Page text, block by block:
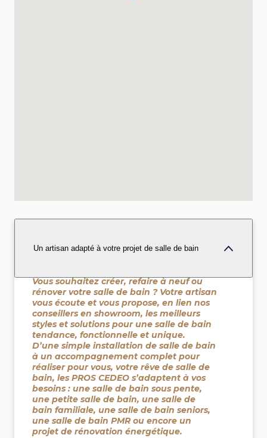
Un artisan adapté à votre projet de salle de bain
Vous souhaitez créer, refaire à neuf ou
rénover votre salle de bain ? Votre artisan
vous écoute et vous propose, en lien nos
conseillers en showroom, les meilleurs
styles et solutions pour une salle de bain
tendance, fonctionnelle et unique.
D’une simple installation de salle de bain
à un accompagnement complet pour
réaliser pour vous, votre rêve de salle de
bain, les PROS CEDEO s’adaptent à vos
besoins : une salle de bain sous pente,
une petite salle de bain, une salle de
bain familiale, une salle de bain seniors,
une salle de bain PMR ou encore un
projet de rénovation énergétique.